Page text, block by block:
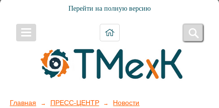
Перейти на полную версию
Главная → ПРЕСС-ЦЕНТР → Новости